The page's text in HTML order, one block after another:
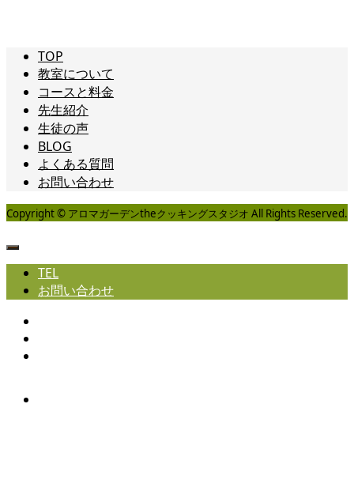
TOP
教室について
コースと料金
先生紹介
生徒の声
BLOG
よくある質問
お問い合わせ
Copyright © アロマガーデンtheクッキングスタジオ All Rights Reserved.
TEL
お問い合わせ